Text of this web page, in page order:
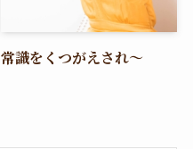
常識をくつがえされ〜